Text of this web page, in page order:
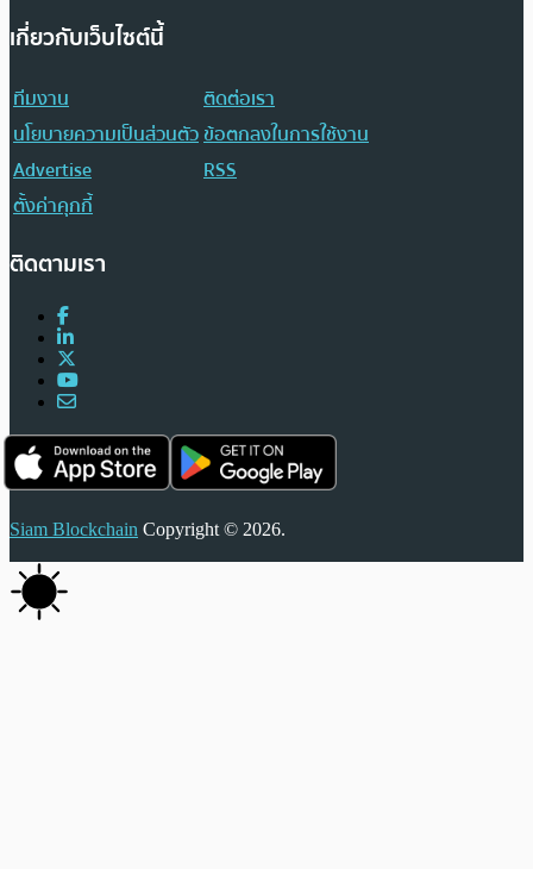
เกี่ยวกับเว็บไซต์นี้
ทีมงาน
ติดต่อเรา
นโยบายความเป็นส่วนตัวข้อตกลงในการใช้งาน
Advertise
RSS
ตั้งค่าคุกกี้
ติดตามเรา
Siam Blockchain Copyright © 2026.